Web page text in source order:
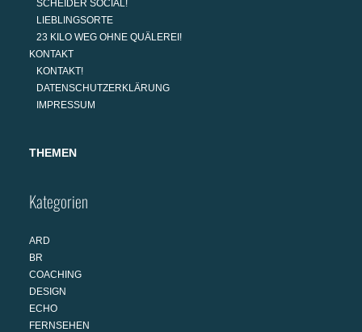
SCHEIDER SOCIAL!
LIEBLINGSORTE
23 KILO WEG OHNE QUÄLEREI!
KONTAKT
KONTAKT!
DATENSCHUTZERKLÄRUNG
IMPRESSUM
THEMEN
Kategorien
ARD
BR
COACHING
DESIGN
ECHO
FERNSEHEN